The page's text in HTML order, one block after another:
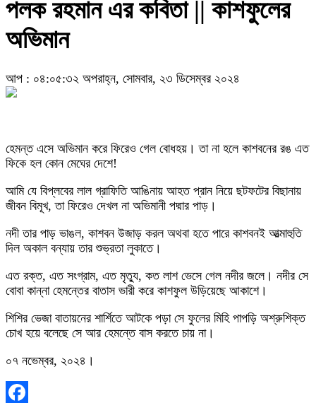
পলক রহমান এর কবিতা || কাশফুলের
অভিমান
আপ : ০৪:০৫:৩২ অপরাহ্ন, সোমবার, ২৩ ডিসেম্বর ২০২৪
হেমন্ত এসে অভিমান করে ফিরেও গেল বোধহয়। তা না হলে কাশবনের রঙ এত
ফিকে হল কোন মেঘের দেশে!
আমি যে বিপ্লবের লাল গ্রাফিতি আঙিনায় আহত প্রান নিয়ে ছটফটের বিছানায়
জীবন বিমূখ, তা ফিরেও দেখল না অভিমানী পদ্মার পাড়।
নদী তার পাড় ভাঙল, কাশবন উজাড় করল অথবা হতে পারে কাশবনই আত্মাহুতি
দিল অকাল বন্যায় তার শুভ্রতা লুকাতে।
এত রক্ত, এত সংগ্রাম, এত মৃত্যু, কত লাশ ভেসে গেল নদীর জলে। নদীর সে
বোবা কান্না হেমন্তের বাতাস ভারী করে কাশফুল উড়িয়েছে আকাশে।
শিশির ভেজা বাতায়নের শার্শিতে আটকে পড়া সে ফুলের মিহি পাপড়ি অশ্রুশিক্ত
চোখ হয়ে বলেছে সে আর হেমন্তে বাস করতে চায় না।
০৭ নভেম্বর, ২০২৪।